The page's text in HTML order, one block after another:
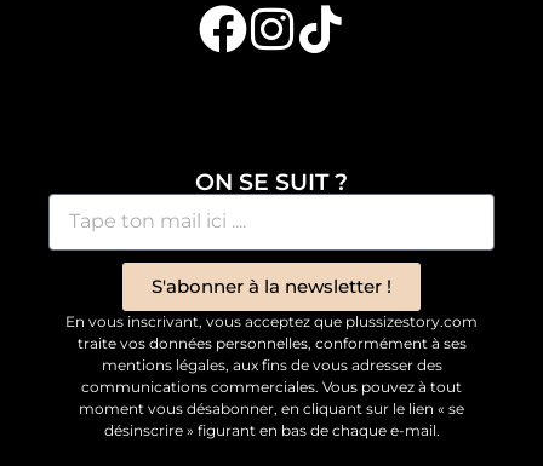
ON SE SUIT ?
S'abonner à la newsletter !
En vous inscrivant, vous acceptez que plussizestory.com
traite vos données personnelles, conformément à ses
mentions légales, aux fins de vous adresser des
communications commerciales. Vous pouvez à tout
moment vous désabonner, en cliquant sur le lien « se
désinscrire » figurant en bas de chaque e-mail.